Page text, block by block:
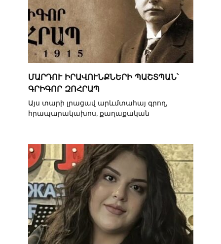
ՄԱՐԴՈՒ ԻՐԱՎՈՒՆՔՆԵՐԻ ՊԱՇՏՊԱՆ՝
ԳՐԻԳՈՐ ԶՈՀՐԱՊ
Այս տարի լրացավ արևմտահայ գրող,
հրապարակախոս, քաղաքական